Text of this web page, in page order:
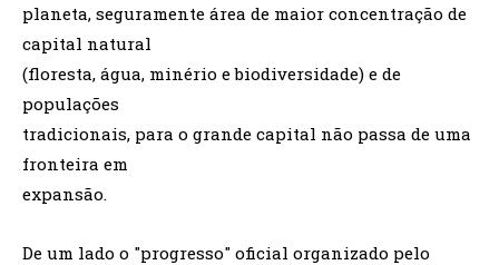
planeta, seguramente área de maior concentração de
capital natural
(floresta, água, minério e biodiversidade) e de
populações
tradicionais, para o grande capital não passa de uma
fronteira em
expansão.
De um lado o "progresso" oficial organizado pelo